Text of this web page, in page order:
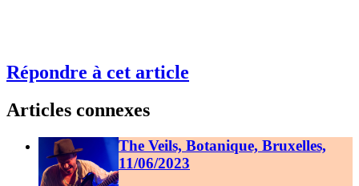
Répondre à cet article
Articles connexes
The Veils, Botanique, Bruxelles,
11/06/2023